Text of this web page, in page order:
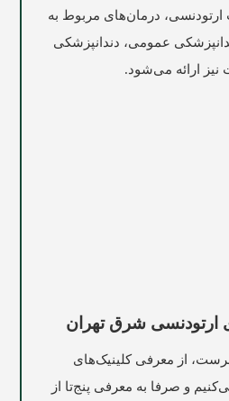
ارتودنسی، درمان‌های مربوط به
عمومی، دندانپزشکی
نیز ارائه می‌شود.
ارتودنسی شرق تهران
از معرفی کلینیک‌های
و صرفا به معرفی پنج‌تا از